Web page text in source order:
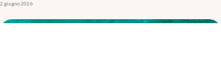
2 giugno 2026